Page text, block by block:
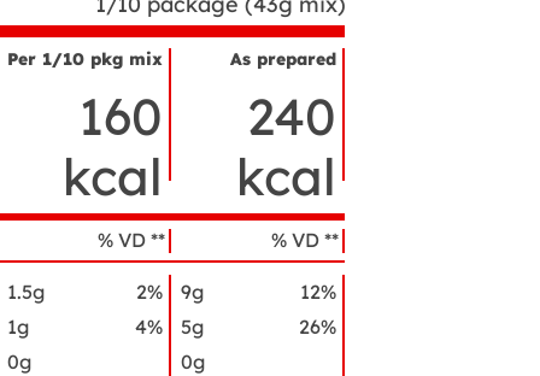
Per 1/10 pkg mix As prepared
160
kcal
240
kcal
% VD ** % VD **
1.5g 2% 9g
12%
1g
4% 5g
26%
0g
0g